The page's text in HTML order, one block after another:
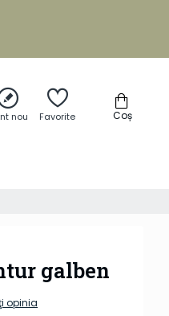
nou Favorite Coș
galben
opinia